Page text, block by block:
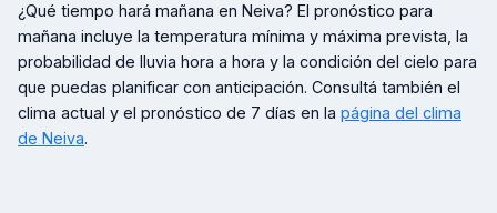
¿Qué tiempo hará mañana en Neiva? El pronóstico para
mañana incluye la temperatura mínima y máxima prevista, la
probabilidad de lluvia hora a hora y la condición del cielo para
que puedas planificar con anticipación. Consultá también el
clima actual y el pronóstico de 7 días en la página del clima
de Neiva.